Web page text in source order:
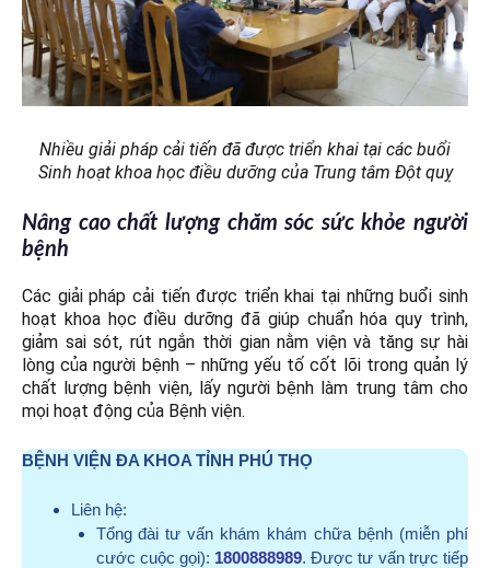
Nhiều giải pháp cải tiến đã được triển khai tại các buổi
Sinh hoạt khoa học điều dưỡng của Trung tâm Đột quỵ
Nâng caochất lượng chăm sóc sức khỏe người
bệnh
Các giải pháp cải tiến được triển khai tại những buổi sinh
hoạt khoa học điều dưỡng đã giúp chuẩn hóa quy trình,
giảm sai sót, rút ngắn thời gian nằm viện và tăng sự hài
lòng của người bệnh – những yếu tố cốt lõi trong quản lý
chất lượng bệnh viện, lấy người bệnh làm trung tâm cho
mọi hoạt động của Bệnh viện.
BỆNH VIỆN ĐA KHOA TỈNH PHÚ THỌ
Liên hệ:
Tổng đài tư vấn khám khám chữa bệnh (miễn phí
cước cuộc gọi): 1800888989. Được tư vấn trực tiếp